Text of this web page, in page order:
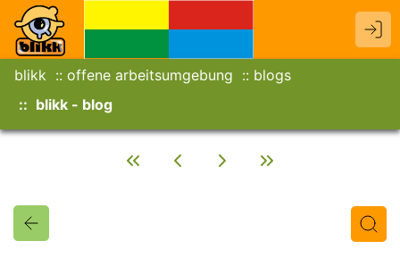
blikk offene arbeitsumgebung
blogs
blikk - blog